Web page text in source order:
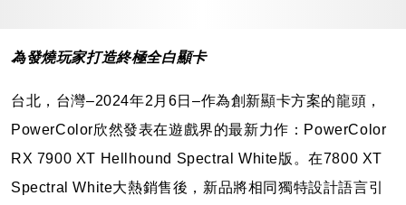
為發燒玩家打造終極全白顯卡
台北，台灣–2024年2月6日–作為創新顯卡方案的龍頭，
PowerColor欣然發表在遊戲界的最新力作：PowerColor
RX 7900 XT Hellhound Spectral White版。在7800 XT
Spectral White大熱銷售後，新品將相同獨特設計語言引